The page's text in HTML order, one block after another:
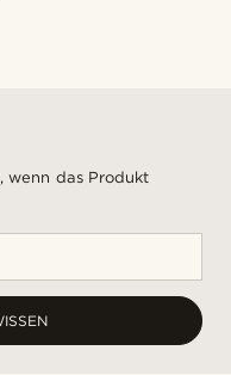
wenn das Produkt